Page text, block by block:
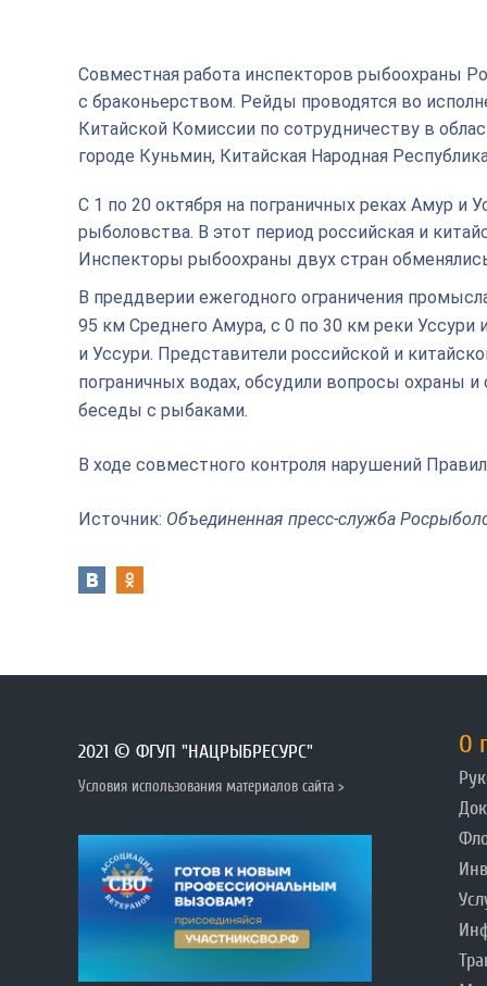
Совместная работа инспекторов рыбоохраны
с браконьерством. Рейды проводятся во
Китайской Комиссии по сотрудничеству в
городе Куньмин, Китайская Народная
С 1 по 20 октября на пограничных реках Амур и
рыболовства. В этот период российская и
Инспекторы рыбоохраны двух стран
В преддверии ежегодного ограничения
95 км Среднего Амура, с 0 по 30 км реки
и Уссури. Представители российской и
пограничных водах, обсудили вопросы охраны
беседы с рыбаками.
В ходе совместного контроля нарушений
Источник: Объединенная пресс-служба
2021 © ФГУП "НАЦРЫБРЕСУРС"
Условия использования материалов сайта >
О